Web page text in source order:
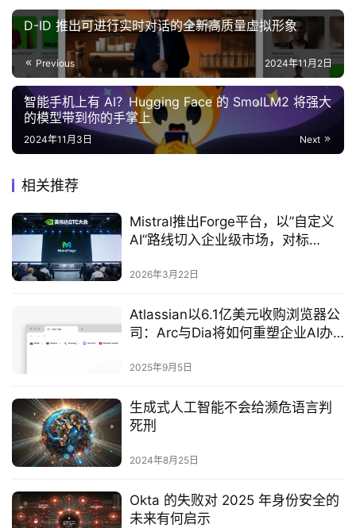
D-ID 推出可进行实时对话的全新高质量虚拟形象
Previous 2024年11月2日
智能手机上有 AI？Hugging Face 的 SmolLM2 将强大
的模型带到你的手掌上
Next
2024年11月3日
相关推荐
Mistral推出Forge平台，以”自定义
AI”路线切入企业级市场，对标
2026年3月22日
Atlassian以6.1亿美元收购浏览器公
司：Arc与Dia将如何重塑企业AI办
2025年9月5日
生成式人工智能不会给濒危语言判
死刑
2024年8月25日
Okta 的失败对 2025 年身份安全的
未来有何启示